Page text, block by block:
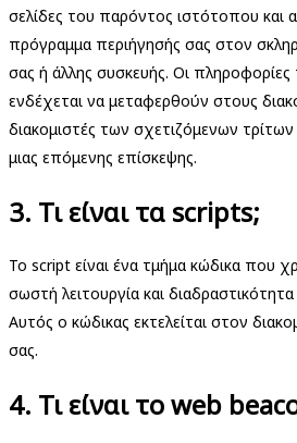
σελίδες του παρόντος ιστότοπου και
πρόγραμμα περιήγησής σας στον
σας ή άλλης συσκευής. Οι
ενδέχεται να μεταφερθούν στους
διακομιστές των σχετιζόμενων
μιας επόμενης επίσκεψης.
3. Τι είναι τα scripts;
Το script είναι ένα τμήμα κώδικα που
σωστή λειτουργία και
Αυτός ο κώδικας εκτελείται στον
σας.
4. Τι είναι το web